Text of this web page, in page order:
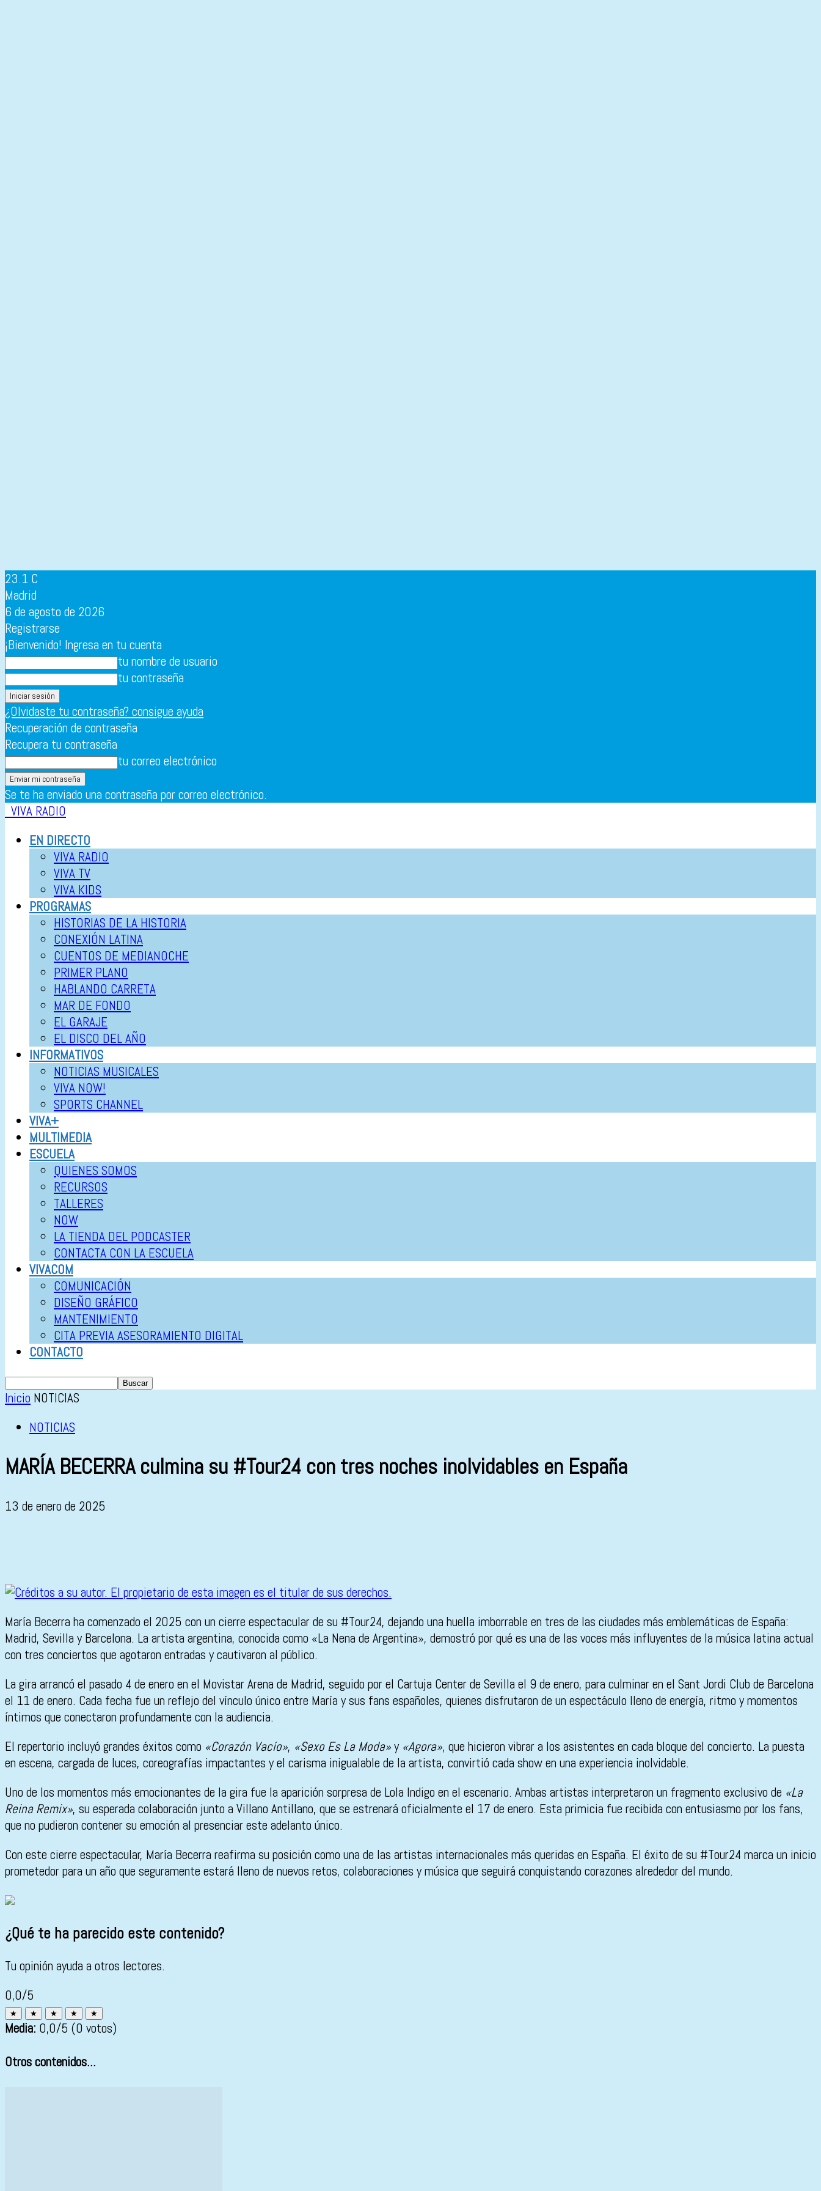
23.1 C
Madrid
6 de agosto de 2026
Registrarse
¡Bienvenido! Ingresa en tu cuenta
tu nombre de usuario
tu contraseña
¿Olvidaste tu contraseña? consigue ayuda
Recuperación de contraseña
Recupera tu contraseña
tu correo electrónico
Se te ha enviado una contraseña por correo electrónico.
VIVA RADIO
EN DIRECTO
VIVA RADIO
VIVA TV
VIVA KIDS
PROGRAMAS
HISTORIAS DE LA HISTORIA
CONEXIÓN LATINA
CUENTOS DE MEDIANOCHE
PRIMER PLANO
HABLANDO CARRETA
MAR DE FONDO
EL GARAJE
EL DISCO DEL AÑO
INFORMATIVOS
NOTICIAS MUSICALES
VIVA NOW!
SPORTS CHANNEL
VIVA+
MULTIMEDIA
ESCUELA
QUIENES SOMOS
RECURSOS
TALLERES
NOW
LA TIENDA DEL PODCASTER
CONTACTA CON LA ESCUELA
VIVACOM
COMUNICACIÓN
DISEÑO GRÁFICO
MANTENIMIENTO
CITA PREVIA ASESORAMIENTO DIGITAL
CONTACTO
Inicio NOTICIAS
NOTICIAS
MARÍA BECERRA culmina su #Tour24 con tres noches inolvidables en España
13 de enero de 2025
María Becerra ha comenzado el 2025 con un cierre espectacular de su #Tour24, dejando una huella imborrable en tres de las ciudades más emblemáticas de España:
Madrid, Sevilla y Barcelona. La artista argentina, conocida como «La Nena de Argentina», demostró por qué es una de las voces más influyentes de la música latina actual
con tres conciertos que agotaron entradas y cautivaron al público.
La gira arrancó el pasado 4 de enero en el Movistar Arena de Madrid, seguido por el Cartuja Center de Sevilla el 9 de enero, para culminar en el Sant Jordi Club de Barcelona
el 11 de enero. Cada fecha fue un reflejo del vínculo único entre María y sus fans españoles, quienes disfrutaron de un espectáculo lleno de energía, ritmo y momentos
íntimos que conectaron profundamente con la audiencia.
El repertorio incluyó grandes éxitos como «Corazón Vacío», «Sexo Es La Moda»y «Agora», que hicieron vibrar a los asistentes en cada bloque del concierto. La puesta
en escena, cargada de luces, coreografías impactantes y el carisma inigualable de la artista, convirtió cada show en una experiencia inolvidable.
Uno de los momentos más emocionantes de la gira fue la aparición sorpresa de Lola Indigo en el escenario. Ambas artistas interpretaron un fragmento exclusivo de «La
Reina Remix», su esperada colaboración junto a Villano Antillano, que se estrenará oficialmente el 17 de enero. Esta primicia fue recibida con entusiasmo por los fans,
que no pudieron contener su emoción al presenciar este adelanto único.
Con este cierre espectacular, María Becerra reafirma su posición como una de las artistas internacionales más queridas en España. El éxito de su #Tour24 marca un inicio
prometedor para un año que seguramente estará lleno de nuevos retos, colaboraciones y música que seguirá conquistando corazones alrededor del mundo.
¿Qué te ha parecido este contenido?
Tu opinión ayuda a otros lectores.
0,0/5
★ ★ ★ ★ ★
Media: 0,0/5 (0 votos)
Otros contenidos...